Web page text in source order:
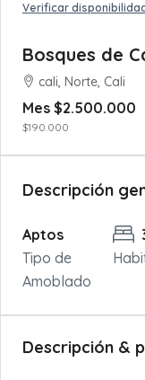
Verificar
Bosques de
cali, Norte, Cali
Mes $2.500.000
$190.000
Descripción
Aptos
Tipo de
Amoblado
Descripción &